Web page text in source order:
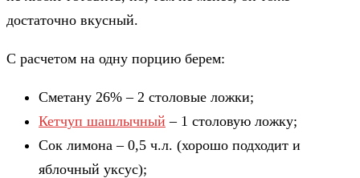
достаточно вкусный.
С расчетом на одну порцию берем:
Сметану 26% – 2 столовые ложки;
Кетчуп шашлычный – 1 столовую ложку;
Сок лимона – 0,5 ч.л. (хорошо подходит и
яблочный уксус);